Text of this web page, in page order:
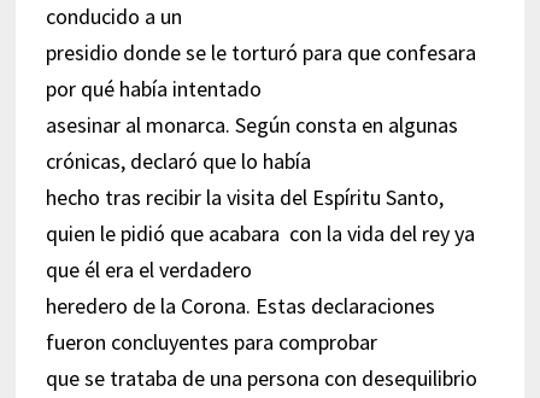
conducido a un
presidio donde se le torturó para que confesara
por qué había intentado
asesinar al monarca. Según consta en algunas
crónicas, declaró que lo había
hecho tras recibir la visita del Espíritu Santo,
quien le pidió que acabara con la vida del rey ya
que él era el verdadero
heredero de la Corona. Estas declaraciones
fueron concluyentes para comprobar
que se trataba de una persona con desequilibrio